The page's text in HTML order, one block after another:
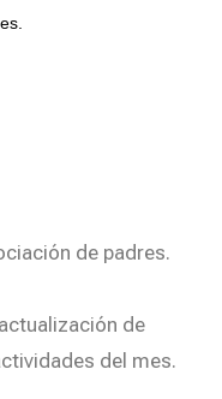
de padres.
de
del mes.